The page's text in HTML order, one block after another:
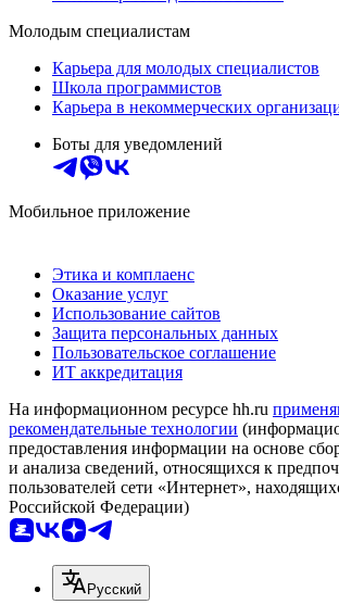
Молодым специалистам
Карьера для молодых специалистов
Школа программистов
Карьера в некоммерческих
Боты для уведомлений
Мобильное приложение
Этика и комплаенс
Оказание услуг
Использование сайтов
Защита персональных данных
Пользовательское соглашение
ИТ аккредитация
На информационном ресурсе hh.ru
рекомендательные технологии
предоставления информации на основе
и анализа сведений, относящихся к
пользователей сети «Интернет»,
Российской Федерации)
Русский